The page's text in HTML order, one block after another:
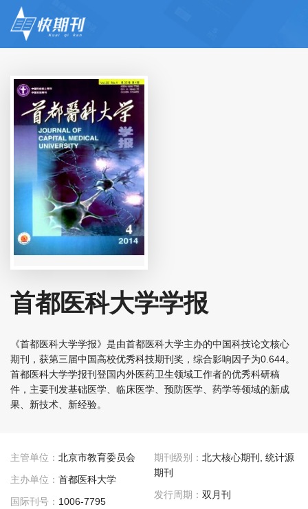
首都医科大学学报
《首都医科大学学报》是由首都医科大学主办的中国科技论文核心
期刊，获第三届中国高校优秀科技期刊奖，综合影响因子为0.644。
首都医科大学学报刊登国内外医药卫生领域工作者的优秀科研稿
件，主要刊发基础医学、临床医学、预防医学、药学等领域的新成
果、新技术、新经验。
主管单位： 北京市教育委员会
主办单位： 首都医科大学
国际刊号： 1006-7795
期刊级别： 北大核心期刊, 统计源
期刊
发行周期： 双月刊